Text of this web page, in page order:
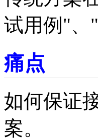
试用例"、
痛点
如何保证
案。